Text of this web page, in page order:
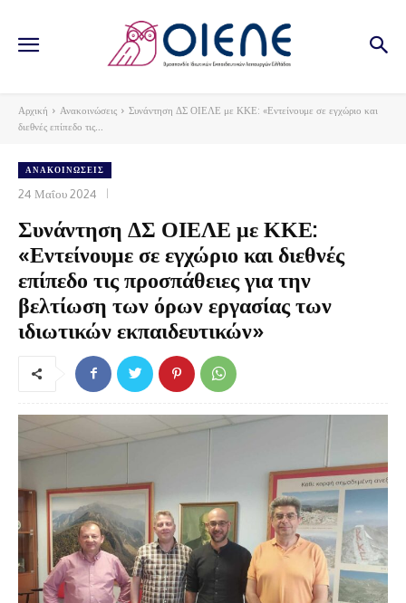
Αρχική Ανακοινώσεις
Συνάντηση ΔΣ ΟΙΕΛΕ με ΚΚΕ: «Εντείνουμε σε εγχώριο και
διεθνές επίπεδο τις...
ΑΝΑΚΟΙΝΏΣΕΙΣ
24 Μαΐου 2024
Συνάντηση ΔΣ ΟΙΕΛΕ με ΚΚΕ:
«Εντείνουμε σε εγχώριο και διεθνές
επίπεδο τις προσπάθειες για την
βελτίωση των όρων εργασίας των
ιδιωτικών εκπαιδευτικών»